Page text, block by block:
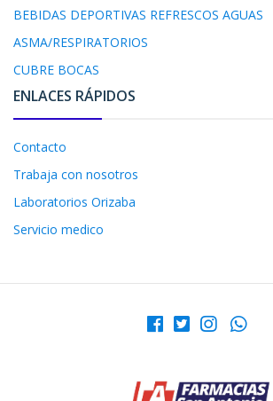
BEBIDAS DEPORTIVAS REFRESCOS AGUAS
ASMA/RESPIRATORIOS
CUBRE BOCAS
ENLACES RÁPIDOS
Contacto
Trabaja con nosotros
Laboratorios Orizaba
Servicio medico